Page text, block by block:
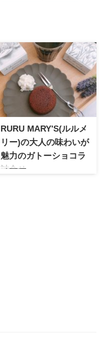
RURU MARY'S(ルルメ
リー)の大人の味わいが
魅力のガトーショコラ
詰合せ